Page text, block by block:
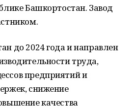
Башкортостан. Завод
до 2024 года и направлен
труда,
предприятий и
снижение
качества